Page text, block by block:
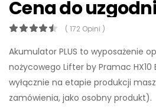
Cena do
( 172 Opini )
Akumulator PLUS to wyposażenie
nożycowego Lifter by Pramac HX10
wyłącznie na etapie produkcji
zamówienia, jako osobny produkt).